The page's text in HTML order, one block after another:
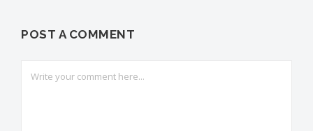
POST A COMMENT